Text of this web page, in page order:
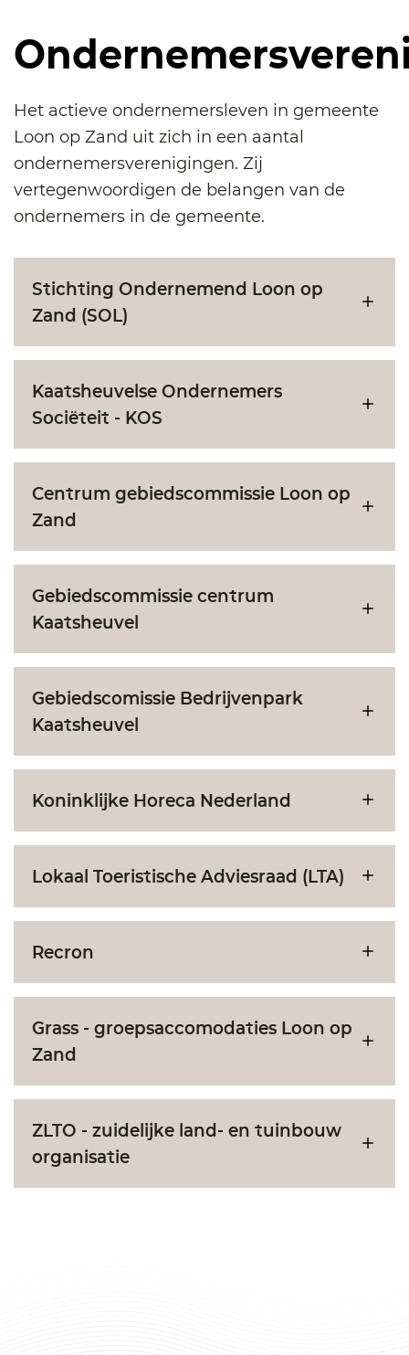
Het actieve ondernemersleven in gemeente
Loon op Zand uit zich in een aantal
ondernemersverenigingen. Zij
vertegenwoordigen de belangen van de
ondernemers in de gemeente.
Stichting Ondernemend Loon op
Zand (SOL)
Kaatsheuvelse Ondernemers
Sociëteit - KOS
Centrum gebiedscommissie Loon op
Zand
Gebiedscommissie centrum
Kaatsheuvel
Gebiedscomissie Bedrijvenpark
Kaatsheuvel
Koninklijke Horeca Nederland
Lokaal Toeristische Adviesraad (LTA)
Recron
Grass - groepsaccomodaties Loon op
Zand
ZLTO - zuidelijke land- en tuinbouw
organisatie